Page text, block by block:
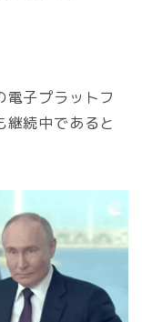
電子プラットフ
継続中であると